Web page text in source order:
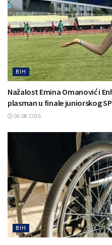
BIH
Nažalost Emina Omanović i
plasman u finale juniorskog
06.08.2026.
BIH